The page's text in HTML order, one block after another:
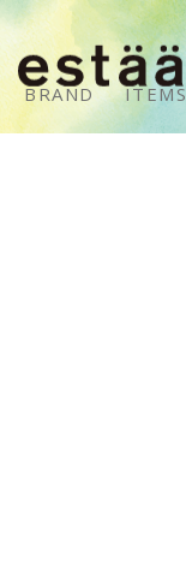
BRAND ITEMS